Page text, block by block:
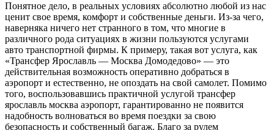
Понятное дело, в реальных условиях абсолютно любой из нас
ценит свое время, комфорт и собственные деньги. Из-за чего,
наверняка ничего нет странного в том, что многие в
различного рода ситуациях в жизни пользуются услугами
авто транспортной фирмы. К примеру, такая вот услуга, как
«Трансфер Ярославль — Москва Домодедово» — это
действительная возможность оперативно добраться в
аэропорт и естественно, не опоздать на свой самолет. Помимо
того, воспользовавшись практичной услугой трансфер
ярославль москва аэропорт, гарантированно не появится
надобность волноваться во время поездки за свою
безопасность и собственный багаж. Благо за рулем